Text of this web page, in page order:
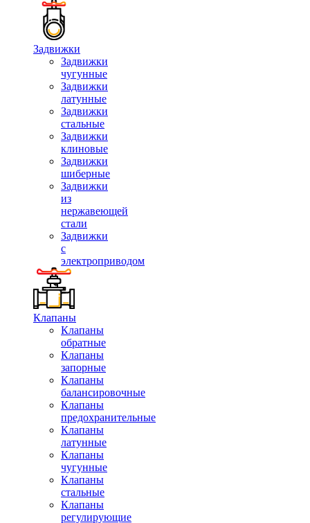
Задвижки
Задвижки
чугунные
Задвижки
латунные
Задвижки
стальные
Задвижки
клиновые
Задвижки
шиберные
Задвижки
из
нержавеющей
стали
Задвижки
с
электроприводом
Клапаны
Клапаны
обратные
Клапаны
запорные
Клапаны
балансировочные
Клапаны
предохранительные
Клапаны
латунные
Клапаны
чугунные
Клапаны
стальные
Клапаны
регулирующие